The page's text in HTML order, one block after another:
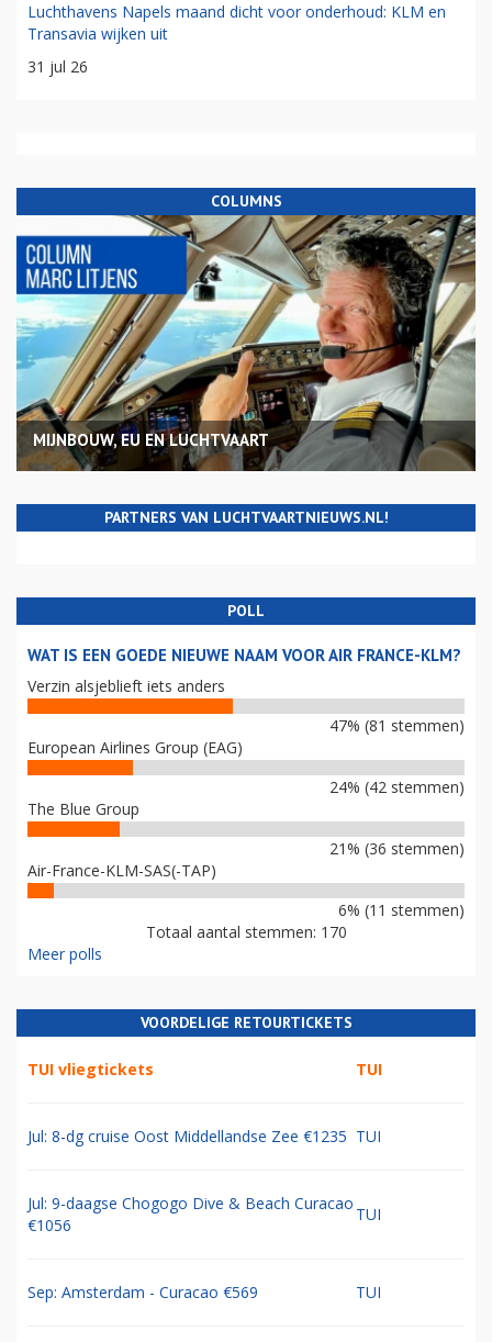
Luchthavens Napels maand dicht voor onderhoud: KLM en
Transavia wijken uit
31 jul 26
COLUMNS
MIJNBOUW, EU EN LUCHTVAART
PARTNERS VAN LUCHTVAARTNIEUWS.NL!
POLL
WAT IS EEN GOEDE NIEUWE NAAM VOOR AIR FRANCE-KLM?
Verzin alsjeblieft iets anders
47% (81 stemmen)
European Airlines Group (EAG)
24% (42 stemmen)
The Blue Group
21% (36 stemmen)
Air-France-KLM-SAS(-TAP)
6% (11 stemmen)
Totaal aantal stemmen: 170
Meer polls
VOORDELIGE RETOURTICKETS
TUI vliegtickets TUI
Jul: 8-dg cruise Oost Middellandse Zee €1235 TUI
Jul: 9-daagse Chogogo Dive & Beach Curacao
€1056
TUI
Sep: Amsterdam - Curacao €569 TUI